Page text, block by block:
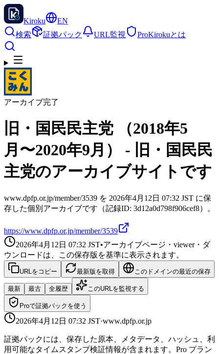
Kiroku
EN
検索
証拠パック URL監視 ProKirokuとは
アーカイブ完了
旧・国民民主党 （2018年5
月〜2020年9月） - 旧・国民民
主党のアーカイブサイトです
www.dpfp.or.jp/member/3539 を 2026年4月12日 07:32 JST に保
存した個別アーカイブです（記録ID: 3d12a0d798f906cef8）。
https://www.dpfp.or.jp/member/3539
2026年4月12日 07:32 JST•アーカイブページ・viewer・ダ
ウンロードは、この保存版を基準に表示されます。
URLをコピー 最新版を取得 このドメインの最近の保存
最新 最古 全履歴 このURLを監視する
Proで証拠パックを使う
2026年4月12日 07:32 JST·www.dpfp.or.jp
証拠パックには、保存した原本、メタデータ、ハッシュ、利
用可能なタイムスタンプ検証情報が含まれます。Pro プラン